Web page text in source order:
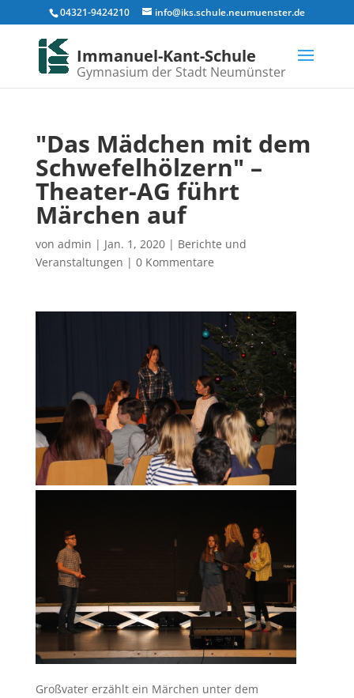
04321-9424210 info@iks.schule.neumuenster.de
Immanuel-Kant-Schule
Gymnasium der Stadt Neumünster
"Das Mädchen mit dem
Schwefelhölzern" –
Theater-AG führt
Märchen auf
von admin | Jan. 1, 2020| Berichte und
Veranstaltungen | 0 Kommentare
Großvater erzählt ein Märchen unter dem